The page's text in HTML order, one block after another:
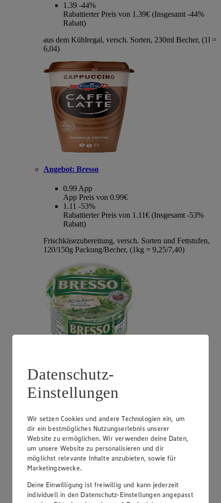
1.39 -44%
Rabattierter Preis von 1.39€ (Insgesamt -44%
Rabatt)
aus dem Kühlregal, versch. Sorten, 230ml Becher, (1l =
6,04)
Angebot: Bresso
0.99 App
App Preis von 0.99€
1.11 -53%
Rabattierter Preis von 1.11€ (Insgesamt -53%
Rabatt)
Frischkäsezubereitung, versch. Sorten und Fettstufen,
120/150g Packung/Becher, (1kg = 9,25/7,40)
Angebot: GUT&GÜNSTIG Crème Fraîche
0.99
Festpreis von 0.99€
natur oder Kräuter, perfekt zum Kochen, 30% Fett,
200g Becher, (1kg = 4,95)
Datenschutz-
Einstellungen
Wir setzen Cookies und andere Technologien ein, um
dir ein bestmögliches Nutzungserlebnis unserer
Website zu ermöglichen. Wir verwenden deine Daten,
um unsere Website zu personalisieren und dir
möglichst relevante Inhalte anzubieten, sowie für
Marketingzwecke.
Deine Einwilligung ist freiwillig und kann jederzeit
individuell in den Datenschutz-Einstellungen angepasst